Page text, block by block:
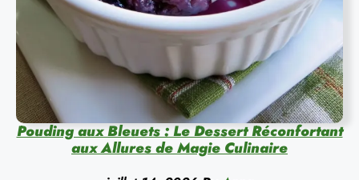
Pouding aux Bleuets : Le Dessert Réconfortant
aux Allures de Magie Culinaire